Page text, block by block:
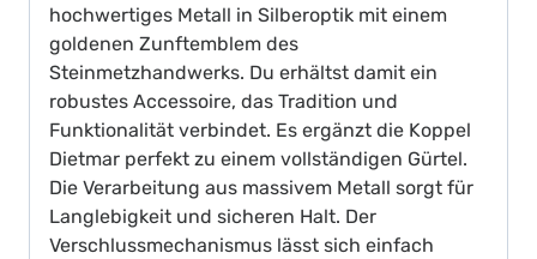
hochwertiges Metall in Silberoptik mit einem
goldenen Zunftemblem des
Steinmetzhandwerks. Du erhältst damit ein
robustes Accessoire, das Tradition und
Funktionalität verbindet. Es ergänzt die Koppel
Dietmar perfekt zu einem vollständigen Gürtel.
Die Verarbeitung aus massivem Metall sorgt für
Langlebigkeit und sicheren Halt. Der
Verschlussmechanismus lässt sich einfach